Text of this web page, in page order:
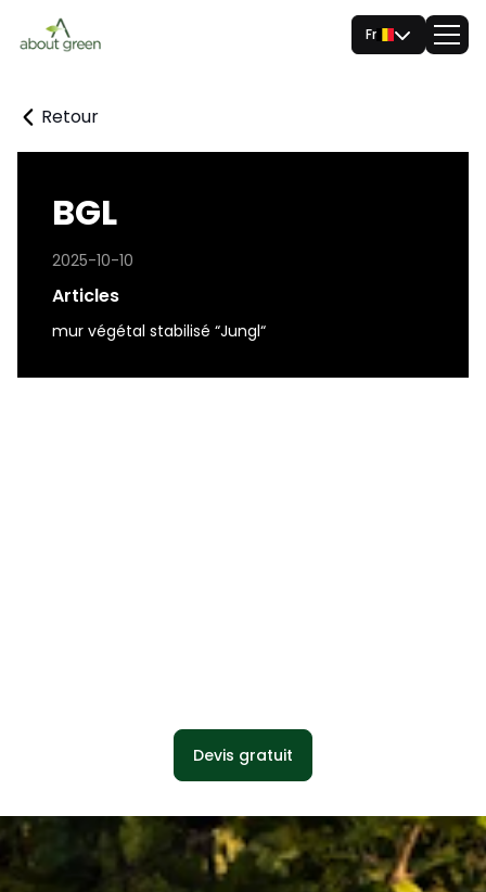
Fr
Retour
BGL
2025-10-10
Articles
mur végétal stabilisé “Jungl“
Devis gratuit